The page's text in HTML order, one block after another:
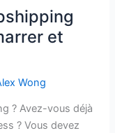
et
Wong
? Avez-vous déjà
? Vous devez